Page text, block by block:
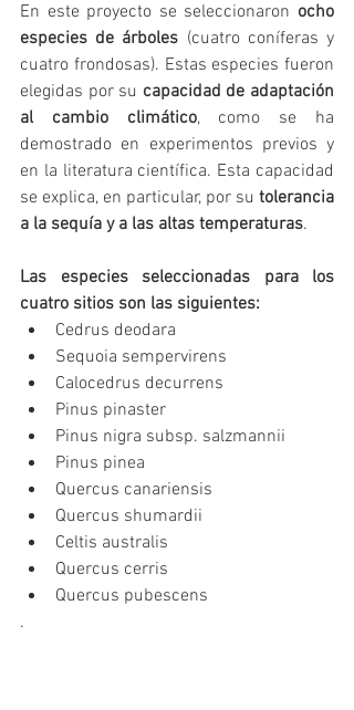
En este proyecto se seleccionaron ocho
especies de árboles (cuatro coníferas y
cuatro frondosas). Estas especies fueron
elegidas por su capacidad de adaptación
al cambio climático, como se ha
demostrado en experimentos previos y
en la literatura científica. Esta capacidad
se explica, en particular, por su tolerancia
a la sequía y a las altas temperaturas.
Las especies seleccionadas para los
cuatro sitios son las siguientes:
Cedrus deodara
Sequoia sempervirens
Calocedrus decurrens
Pinus pinaster
Pinus nigra subsp. salzmannii
Pinus pinea
Quercus canariensis
Quercus shumardii
Celtis australis
Quercus cerris
Quercus pubescens
.